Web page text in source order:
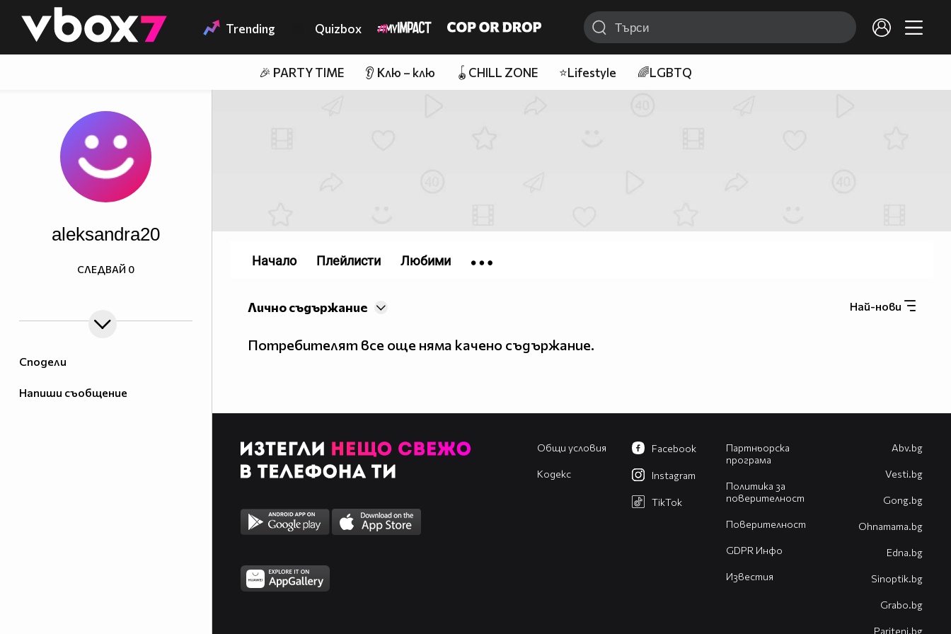
👾 Trending Quizbox
🎉 PARTY TIME 👂 Клю – клю 🪀CHILL ZONE ⭐Lifestyle 🌈LGBTQ
Сподели
Напиши съобщение
aleksandra20
СЛЕДВАЙ 0
Най-нови
Лично съдържание
Потребителят все още няма качено съдържание.
Начало Плейлисти Любими
Общи условия
Кодекс
Партньорска
програма
Политика за
поверителност
Поверителност
GDPR Инфо
Известия
Facebook
Instagram
TikTok
Abv.bg
Vesti.bg
Gong.bg
Оhnamama.bg
Edna.bg
Sinoptik.bg
Grabo.bg
Pariteni.bg